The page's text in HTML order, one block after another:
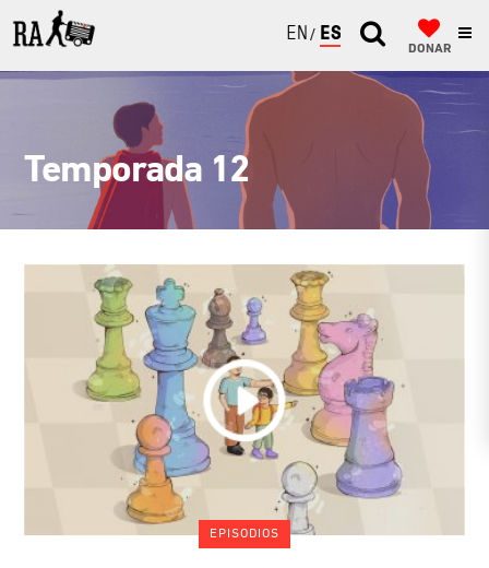
ENGLISH
ESPAÑOL
DONAR
Temporada 12
EPISODIOS